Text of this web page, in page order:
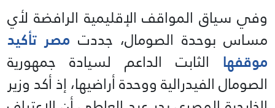
وفي سياق المواقف الإقليمية الرافضة لأي
مساس بوحدة الصومال، جددت مصر تأكيد
موقفها الثابت الداعم لسيادة جمهورية
الصومال الفيدرالية ووحدة أراضيها، إذ أكد وزير